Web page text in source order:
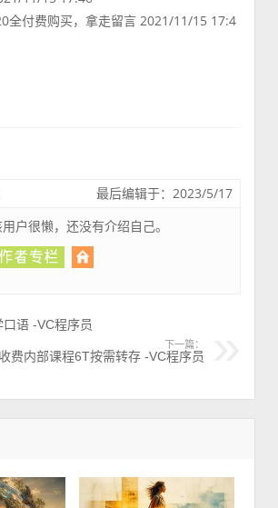
全付费购买，拿走留言 2021/11/15 17:4
最后编辑于：2023/5/17
户很懒，还没有介绍自己。
语 -VC程序员
下一篇：
收费内部课程6T按需转存 -VC程序员